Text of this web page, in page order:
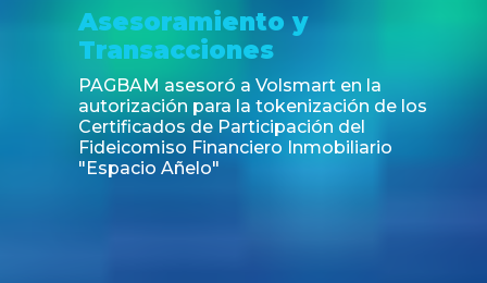
Asesoramiento y
Transacciones
PAGBAM asesoró a Volsmart en la
autorización para la tokenización de los
Certificados de Participación del
Fideicomiso Financiero Inmobiliario
"Espacio Añelo"